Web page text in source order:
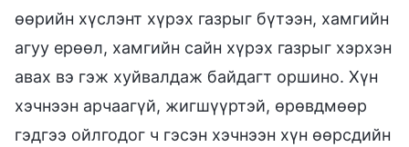
өөрийн хүслэнт хүрэх газрыг бүтээн, хамгийн
агуу ерөөл, хамгийн сайн хүрэх газрыг хэрхэн
авах вэ гэж хуйвалдаж байдагт оршино. Хүн
хэчнээн арчаагүй, жигшүүртэй, өрөвдмөөр
гэдгээ ойлгодог ч гэсэн хэчнээн хүн өөрсдийн